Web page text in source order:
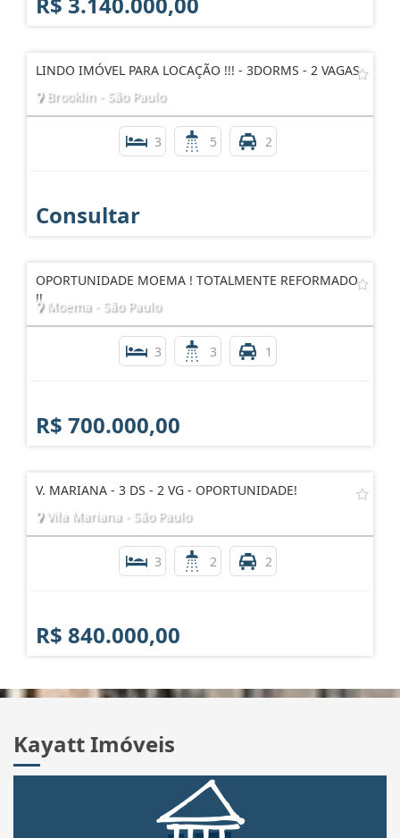
LINDO IMÓVEL PARA LOCAÇÃO !!! - 3DORMS - 2 VAGAS
Brooklin - São Paulo
3 5 2
Consultar
OPORTUNIDADE MOEMA ! TOTALMENTE REFORMADO
!!Moema - São Paulo
3 3 1
R$ 700.000,00
V. MARIANA - 3 DS - 2 VG - OPORTUNIDADE!
Vila Mariana - São Paulo
3 2 2
R$ 840.000,00
Kayatt Imóveis